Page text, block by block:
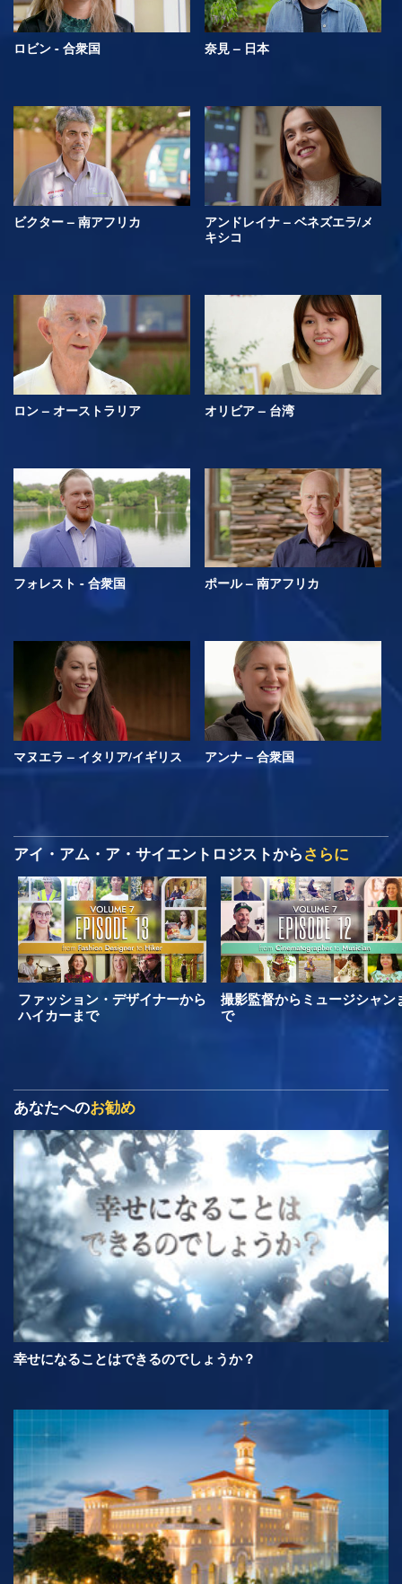
ロビン - 合衆国 奈見 – 日本
ビクター – 南アフリカ
アンドレイナ – ベネズエラ/メ
キシコ
ロン – オーストラリア オリビア – 台湾
フォレスト - 合衆国 ポール – 南アフリカ
マヌエラ – イタリア/イギリス アンナ – 合衆国
アイ・アム・ア・サイエントロジストからさらに
ファッション・デザイナーから
ハイカーまで
撮影監督からミュージシャン
で
あなたへのお勧め
幸せになることはできるのでしょうか？